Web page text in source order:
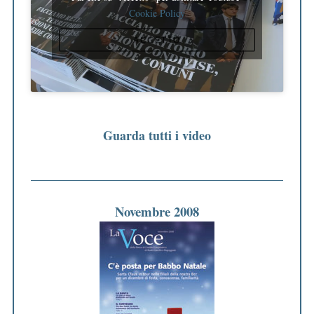
Cookie Policy
ACCETTO
Guarda tutti i video
Novembre 2008